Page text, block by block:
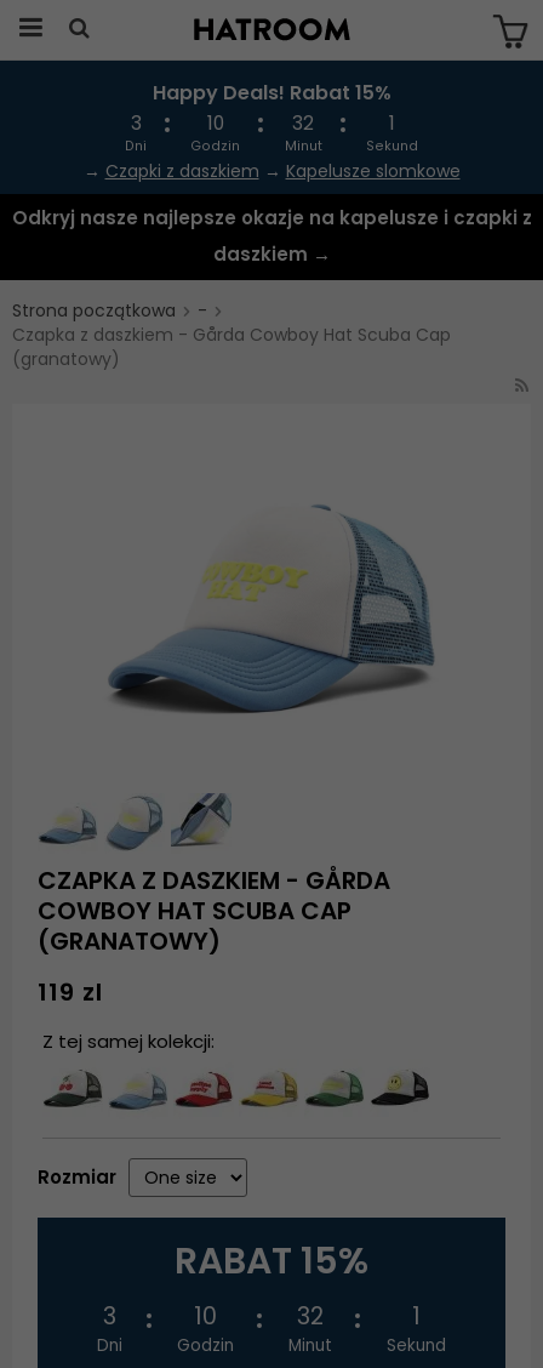
Produkten har blivit tillagd i varukorgen
Happy Deals! Rabat 15%
3
Dni
10
Godzin
31
Minut
60
Sekund
→ Czapki z daszkiem → Kapelusze slomkowe
Odkryj nasze najlepsze okazje na kapelusze i czapki z
daszkiem →
Strona początkowa
-
Czapka z daszkiem - Gårda Cowboy Hat Scuba Cap
(granatowy)
CZAPKA Z DASZKIEM - GÅRDA
COWBOY HAT SCUBA CAP
(GRANATOWY)
119 zl
Z tej samej kolekcji:
Rozmiar
RABAT 15%
3
Dni
10
Godzin
31
Minut
60
Sekund